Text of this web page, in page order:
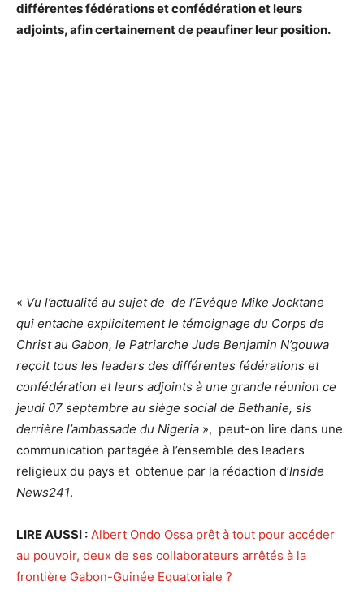
différentes fédérations et confédération et leurs
adjoints, afin certainement de peaufiner leur position.
« Vu l’actualité au sujet de de l’Evêque Mike Jocktane
qui entache explicitement le témoignage du Corps de
Christ au Gabon, le Patriarche Jude Benjamin N’gouwa
reçoit tous les leaders des différentes fédérations et
confédération et leurs adjoints à une grande réunion ce
jeudi 07 septembre au siège social de Bethanie, sis
derrière l’ambassade du Nigeria », peut-on lire dans une
communication partagée à l’ensemble des leaders
religieux du pays et obtenue par la rédaction d’Inside
News241.
LIRE AUSSI : Albert Ondo Ossa prêt à tout pour accéder
au pouvoir, deux de ses collaborateurs arrêtés à la
frontière Gabon-Guinée Equatoriale ?